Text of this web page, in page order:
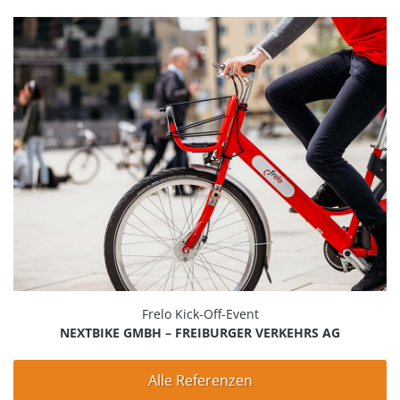
Frelo Kick-Off-Event
NEXTBIKE GMBH – FREIBURGER VERKEHRS AG
Alle Referenzen